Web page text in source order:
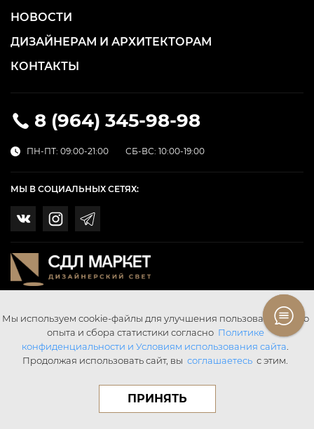
8 (964) 345-98-98
ПН-ПТ: 09:00-21:00 СБ-ВС: 10:00-19:00
НОВОСТИ
ДИЗАЙНЕРАМ И АРХИТЕКТОРАМ
КОНТАКТЫ
МЫ В СОЦИАЛЬНЫХ СЕТЯХ:
Мы используем cookie-файлы для улучшения пользовательского
опыта и сбора статистики согласно Политике
конфиденциальности и Условиям использования сайта
Продолжая использовать сайт, вы соглашаетесь с этим.
ПРИНЯТЬ